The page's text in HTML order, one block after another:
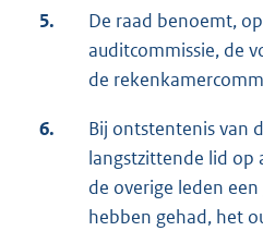
5.
De raad benoemt,
auditcommissie, de
de
6.
Bij ontstentenis van
langstzittende lid op
de overige leden
hebben gehad, het